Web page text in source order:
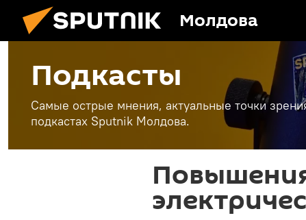
Молдова
Подкасты
Самые острые мнения, актуальные точки
подкастах Sputnik Молдова.